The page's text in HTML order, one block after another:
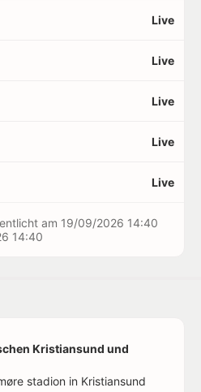
Live
Live
Live
Live
Live
am 19/09/2026 14:40
14:40
Kristiansund und
stadion in Kristiansund